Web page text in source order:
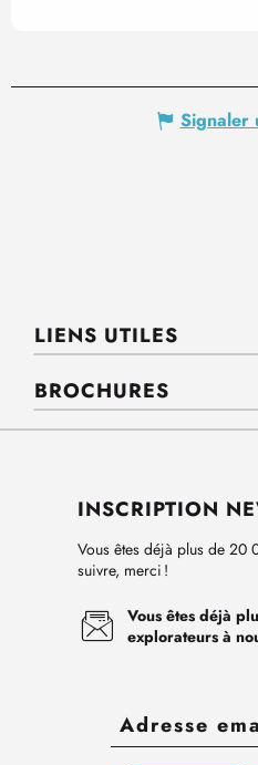
Signaler
LIENS UTILES
BROCHURES
INSCRIPTION
Vous êtes déjà plus de 20
suivre, merci !
Vous êtes déjà
explorateurs à